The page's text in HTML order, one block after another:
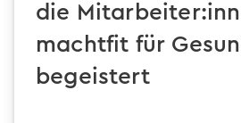
die
machtfit für
begeistert